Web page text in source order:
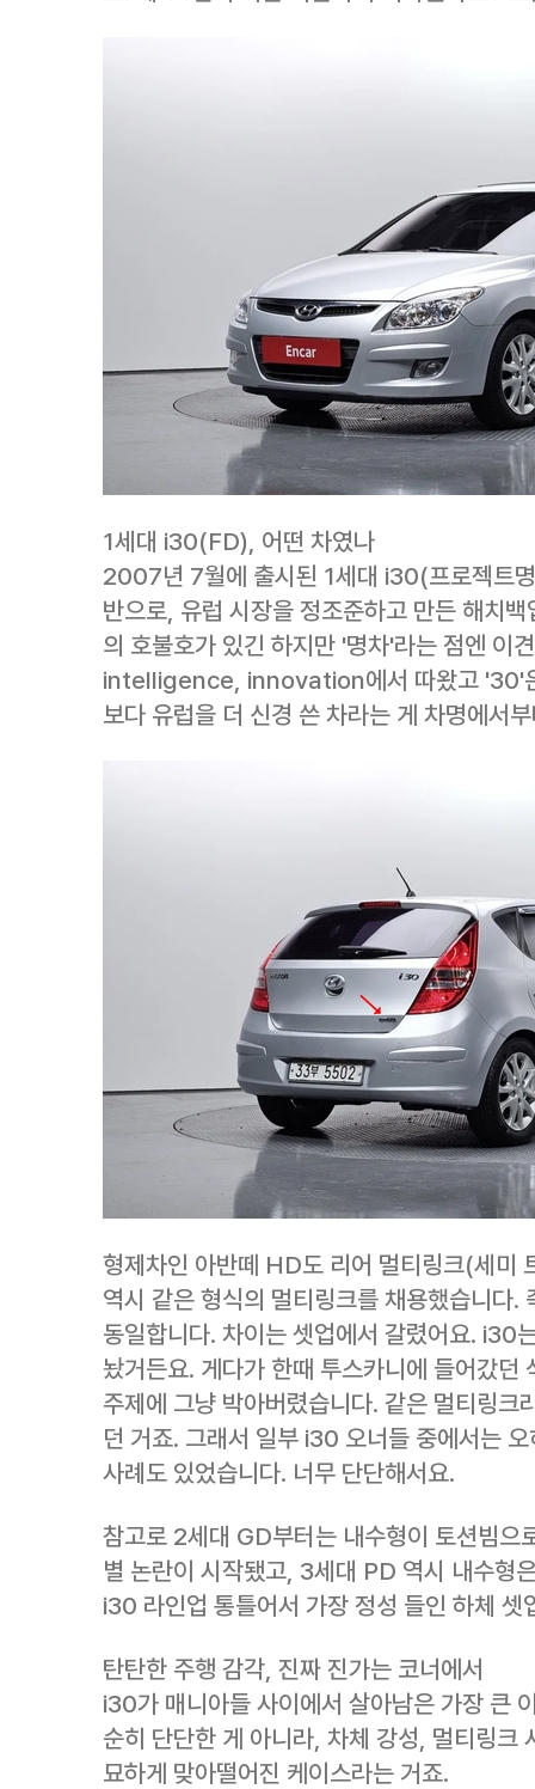
1세대 i30(FD), 어떤 차였나
2007년 7월에 출시된 1세대 i30(프로젝트
반으로, 유럽 시장을 정조준하고 만든 해치
의 호불호가 있긴 하지만 '명차'라는 점엔
intelligence, innovation에서 따왔고 '30'
보다 유럽을 더 신경 쓴 차라는 게 차명에서
형제차인 아반떼 HD도 리어 멀티링크(세미
역시 같은 형식의 멀티링크를 채용했습니다.
동일합니다. 차이는 셋업에서 갈렸어요. i30
놨거든요. 게다가 한때 투스카니에 들어갔
주제에 그냥 박아버렸습니다. 같은 멀티링크
던 거죠. 그래서 일부 i30 오너들 중에서는
사례도 있었습니다. 너무 단단해서요.
참고로 2세대 GD부터는 내수형이 토션빔으
별 논란이 시작됐고, 3세대 PD 역시 내수형
i30 라인업 통틀어서 가장 정성 들인 하체 셋
탄탄한 주행 감각, 진짜 진가는 코너에서
i30가 매니아들 사이에서 살아남은 가장 큰
순히 단단한 게 아니라, 차체 강성, 멀티링크
묘하게 맞아떨어진 케이스라는 거죠.